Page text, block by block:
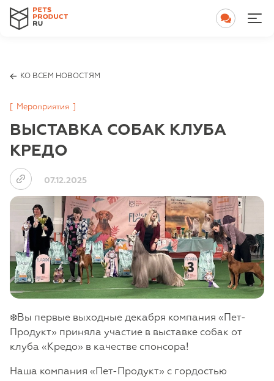
КО ВСЕМ НОВОСТЯМ
Мероприятия
ВЫСТАВКА СОБАК КЛУБА
КРЕДО
07.12.2025
❄️Вы первые выходные декабря компания «Пет-
Продукт» приняла участие в выставке собак от
клуба «Кредо» в качестве спонсора!
Наша компания «Пет-Продукт» с гордостью